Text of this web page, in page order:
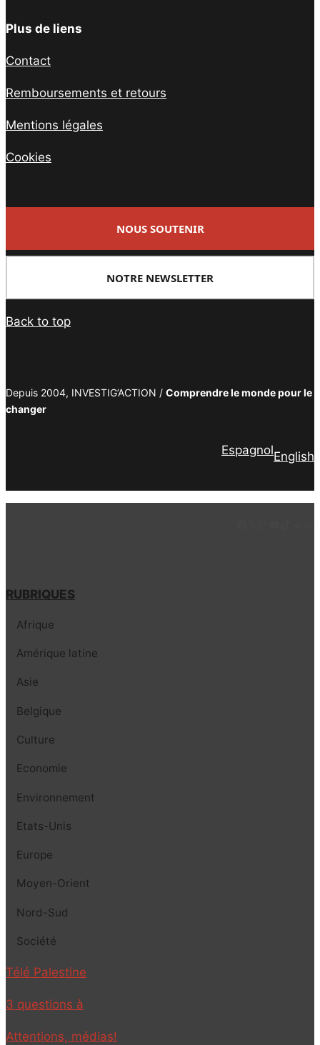
Plus de liens
Contact
Remboursements et retours
Mentions légales
Cookies
NOUS SOUTENIR
NOTRE NEWSLETTER
Back to top
Depuis 2004, INVESTIG’ACTION / Comprendre le monde pour le
changer
EspagnolEnglish
RUBRIQUES
Afrique
Amérique latine
Asie
Belgique
Culture
Economie
Environnement
Etats-Unis
Europe
Moyen-Orient
Nord-Sud
Société
Télé Palestine
3 questions à
Attentions, médias!